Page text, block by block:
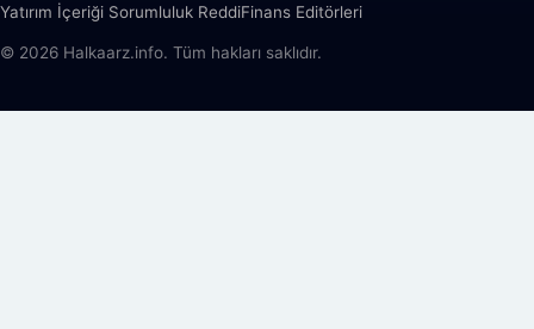
Yatırım İçeriği Sorumluluk ReddiFinans Editörleri
© 2026 Halkaarz.info. Tüm hakları saklıdır.